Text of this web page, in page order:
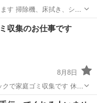
す 掃除機、床拭き、シー
収集のお仕事です
8月8日
で家庭ゴミ収集です 休日
です
軽トラック